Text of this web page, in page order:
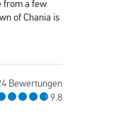
from a few
of Chania is
Bewertungen
9.8